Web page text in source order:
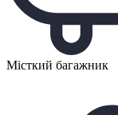
Місткий багажник